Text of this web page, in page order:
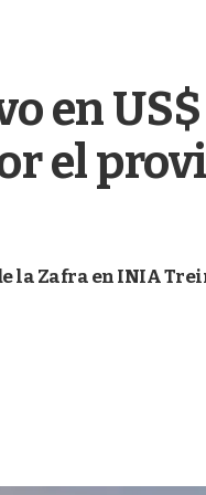
en
el
la Zafra en INIA